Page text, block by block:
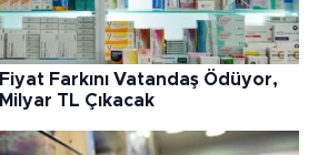
Farkını Vatandaş Ödüyor,
TL Çıkacak